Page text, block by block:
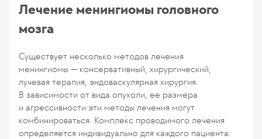
Лечение менингиомы головного
мозга
Существует несколько методов лечения
менингиомы — консервативный, хирургический,
лучевая терапия, эндоваскулярная хирургия.
В зависимости от вида опухоли, ее размера
и агрессивности эти методы лечения могут
комбинироваться. Комплекс проводимого лечения
определяется индивидуально для каждого пациента: